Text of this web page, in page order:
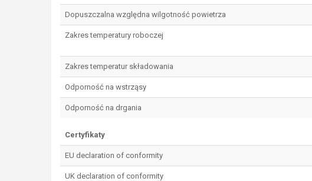
Dopuszczalna względna wilgotność powietrza
Zakres temperatury roboczej
Zakres temperatur składowania
Odporność na wstrząsy
Odporność na drgania
Certyfikaty
EU declaration of conformity
UK declaration of conformity